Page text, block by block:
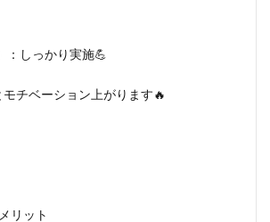
：しっかり実施💪
チベーション上がります🔥
リット